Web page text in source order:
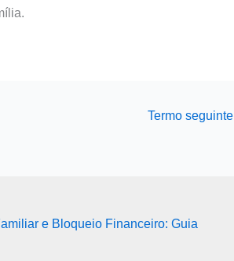
Termo seguinte
e Bloqueio Financeiro: Guia